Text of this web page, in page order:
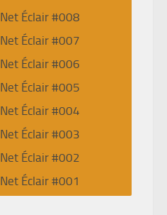
Net Éclair #008
Net Éclair #007
Net Éclair #006
Net Éclair #005
Net Éclair #004
Net Éclair #003
Net Éclair #002
Net Éclair #001